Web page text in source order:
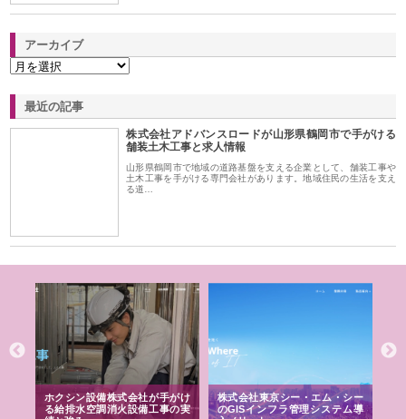
アーカイブ
最近の記事
株式会社アドバンスロードが山形県鶴岡市で手がける
舗装土木工事と求人情報
山形県鶴岡市で地域の道路基盤を支える企業として、舗装工事や
土木工事を手がける専門会社があります。地域住民の生活を支え
る道…
ホクシン設備株式会社が手がけ
る給排水空調消火設備工事の実
株式会社東京シー・エム・シー
のGISインフラ管理システム導